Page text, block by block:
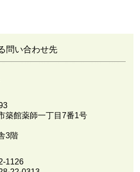
問い合わせ先
築館薬師一丁目7番1号
3階
1126